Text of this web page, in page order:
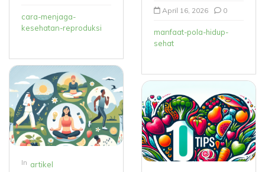
cara-menjaga-
kesehatan-reproduksi
In artikel
April 16, 2026 0
manfaat-pola-hidup-
sehat